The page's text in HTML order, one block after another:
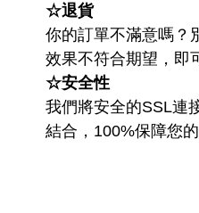
☆退貨
你的訂單不滿意嗎？
效果不符合期望，即
☆安全性
我們將安全的SSL連
結合，100%保障您的